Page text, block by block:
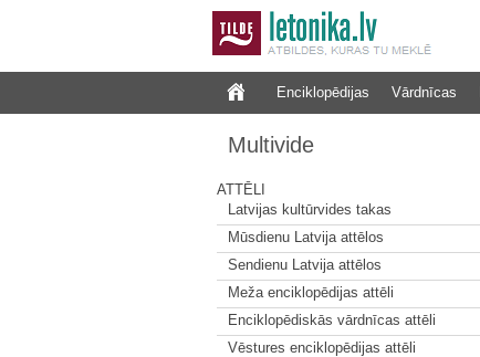
Enciklopēdijas Vārdnīcas
Multivide
ATTĒLI
Latvijas kultūrvides takas
Mūsdienu Latvija attēlos
Sendienu Latvija attēlos
Meža enciklopēdijas attēli
Enciklopēdiskās vārdnīcas attēli
Vēstures enciklopēdijas attēli